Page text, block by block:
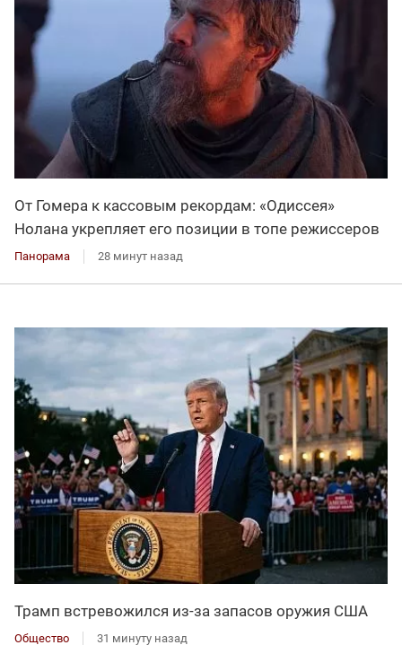
От Гомера к кассовым рекордам: «Одиссея»
Нолана укрепляет его позиции в топе режиссеров
Панорама 28 минут назад
Трамп встревожился из-за запасов оружия США
Общество 31 минуту назад